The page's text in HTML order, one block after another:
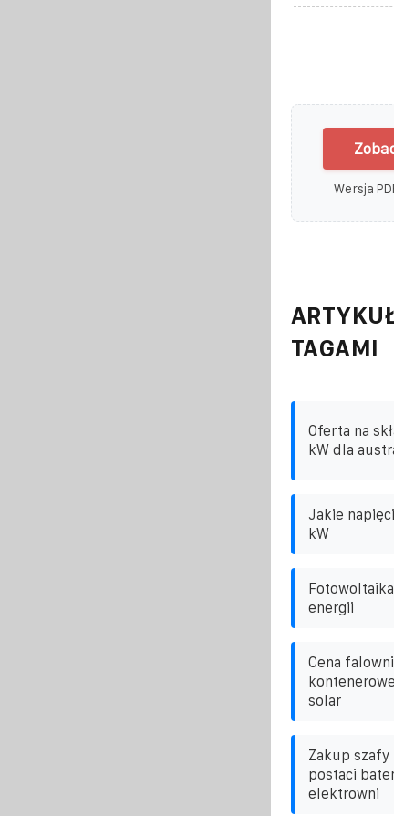
Wersja
TAGAMI
Oferta na
kW dla
Jakie
kW
energii
Cena
solar
Zakup szafy
postaci
elektrowni